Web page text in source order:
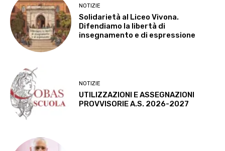
NOTIZIE
Solidarietà al Liceo Vivona.
Difendiamo la libertà di
insegnamento e di espressione
NOTIZIE
UTILIZZAZIONI E ASSEGNAZIONI
PROVVISORIE A.S. 2026-2027